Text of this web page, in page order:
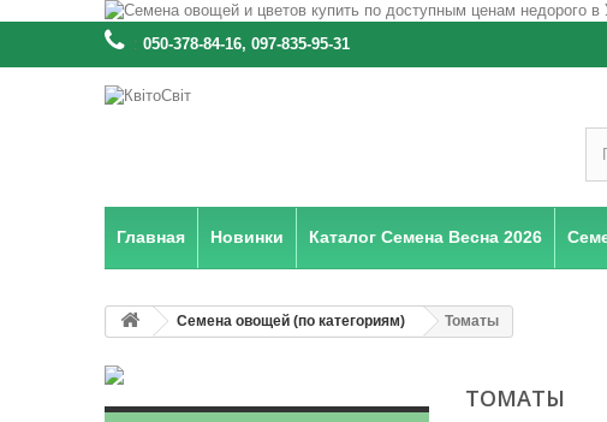
: 050-378-84-16, 097-835-95-31
Главная Новинки Каталог Семена Весна 2026
Семена овощей (по категориям) Томаты
ТОМАТЫ